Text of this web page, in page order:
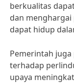
berkualitas
dan
dapat hidup
Pemerintah
terhadap
upaya